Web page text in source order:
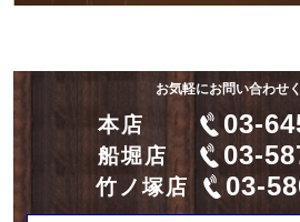
お気軽にお問い合わせ
本店 03-
船堀店 03-
竹ノ塚店 03-